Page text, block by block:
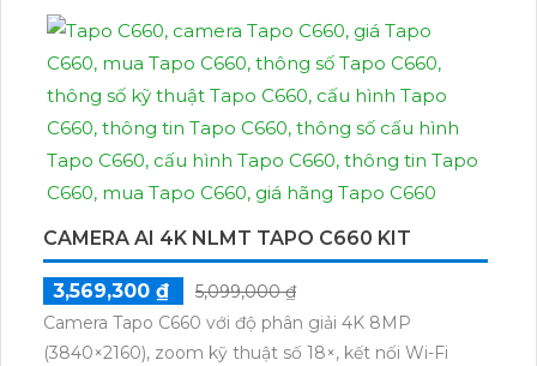
ngôi nhà của bạn.
CAMERA AI 4K NLMT TAPO C660 KIT
3,569,300 ₫
5,099,000 ₫
Camera Tapo C660 với độ phân giải 4K 8MP
(3840×2160), zoom kỹ thuật số 18×, kết nối Wi-Fi